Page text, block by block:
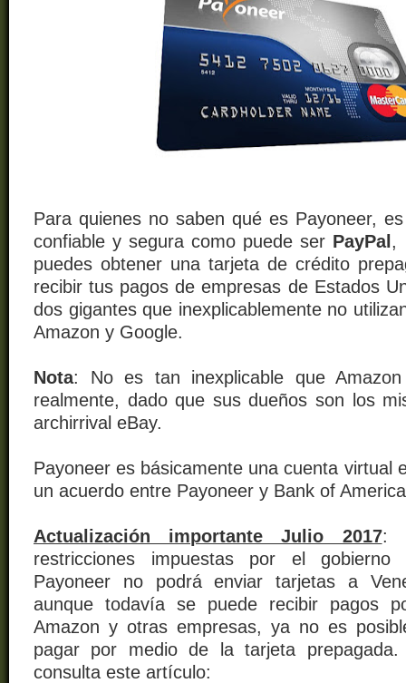
Para quienes no saben qué es Payoneer,
confiable y segura como puede ser PayPal ,
puedes obtener una tarjeta de crédito
recibir tus pagos de empresas de Estados
dos gigantes que inexplicablemente no
Amazon y Google.
Nota: No es tan inexplicable que
realmente, dado que sus dueños son los
archirrival eBay.
Payoneer es básicamente una cuenta virtual
un acuerdo entre Payoneer y Bank of
Actualización importante Julio 2017:
restricciones impuestas por el
Payoneer no podrá enviar tarjetas a
aunque todavía se puede recibir pagos
Amazon y otras empresas, ya no es
pagar por medio de la tarjeta
consulta este artículo: